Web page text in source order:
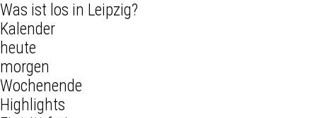
Was ist los in Leipzig?
Kalender
heute
morgen
Wochenende
Highlights